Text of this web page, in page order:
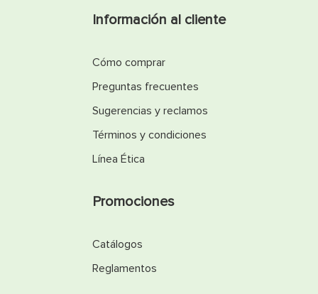
Información al cliente
Cómo comprar
Preguntas frecuentes
Sugerencias y reclamos
Términos y condiciones
Línea Ética
Promociones
Catálogos
Reglamentos